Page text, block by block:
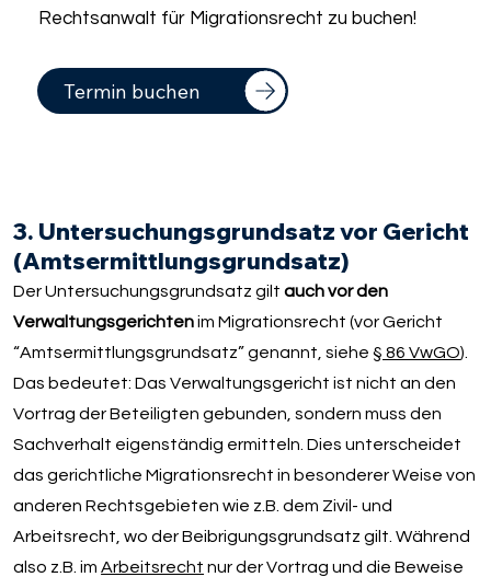
Rechtsanwalt für Migrationsrecht zu buchen!
Termin buchen
3. Untersuchungsgrundsatz vor Gericht
(Amtsermittlungsgrundsatz)
Der Untersuchungsgrundsatz giltauch vor den
Verwaltungsgerichtenim Migrationsrecht (vor Gericht
“Amtsermittlungsgrundsatz” genannt, siehe§ 86 VwGO).
Das bedeutet: Das Verwaltungsgericht ist nicht an den
Vortrag der Beteiligten gebunden, sondern muss den
Sachverhalt eigenständig ermitteln. Dies unterscheidet
das gerichtliche Migrationsrecht in besonderer Weise von
anderen Rechtsgebieten wie z.B. dem Zivil- und
Arbeitsrecht, wo der Beibrigungsgrundsatz gilt. Während
also z.B. imArbeitsrecht nur der Vortrag und die Beweise